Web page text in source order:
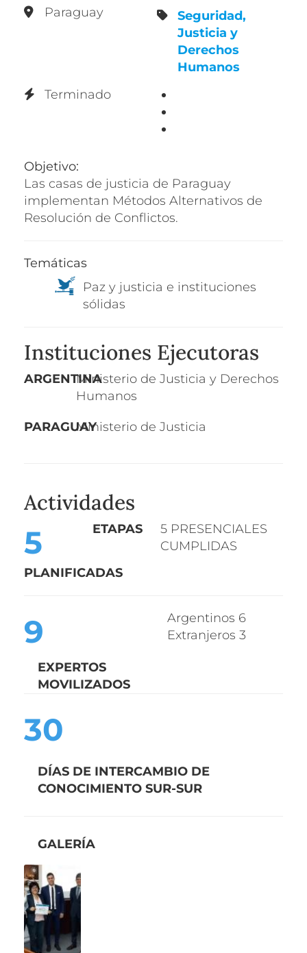
Paraguay
Seguridad,
Justicia y
Derechos
Humanos
Terminado
Objetivo:
Las casas de justicia de Paraguay
implementan Métodos Alternativos de
Resolución de Conflictos.
Temáticas
Paz y justicia e instituciones
sólidas
Instituciones Ejecutoras
ARGENTINAMinisterio de Justicia y Derechos
Humanos
PARAGUAYMinisterio de Justicia
Actividades
5 ETAPAS
PLANIFICADAS
5 PRESENCIALES
CUMPLIDAS
9
EXPERTOS
MOVILIZADOS
Argentinos 6
Extranjeros 3
30
DÍAS DE INTERCAMBIO DE
CONOCIMIENTO SUR-SUR
GALERÍA